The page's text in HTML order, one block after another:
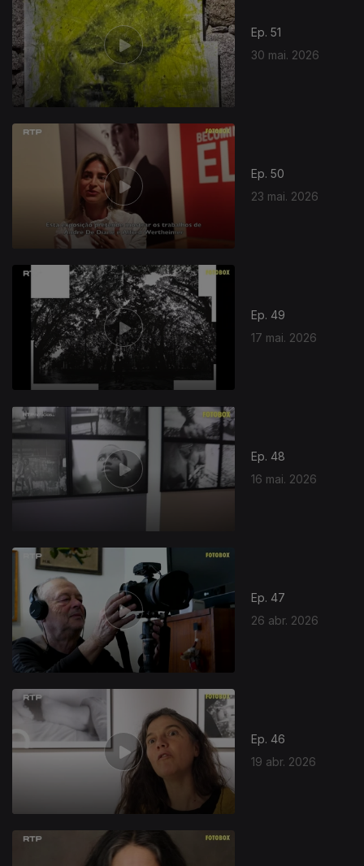
Ep. 51
30 mai. 2026
Ep. 50
23 mai. 2026
Ep. 49
17 mai. 2026
Ep. 48
16 mai. 2026
929577
Ep. 47
26 abr. 2026
Ep. 46
19 abr. 2026